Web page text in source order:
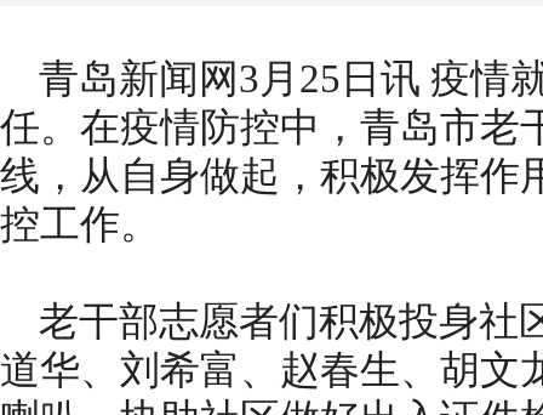
青岛新闻网3月25日讯 疫情
任。在疫情防控中，青岛市老
线，从自身做起，积极发挥作
控工作。
老干部志愿者们积极投身社
道华、刘希富、赵春生、胡文